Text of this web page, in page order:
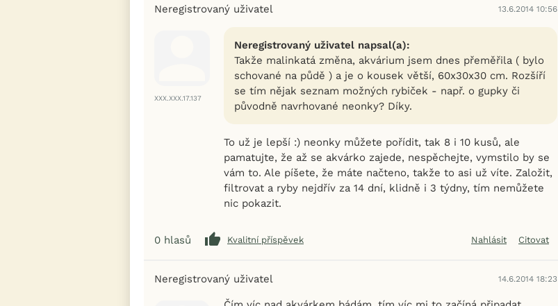
Neregistrovaný uživatel 13.6.2014 10:56
XXX.XXX.17.137
Neregistrovaný uživatel napsal(a):
Takže malinkatá změna, akvárium jsem dnes přeměřila ( bylo
schované na půdě ) a je o kousek větší, 60x30x30 cm. Rozšíří
se tím nějak seznam možných rybiček - např. o gupky či
původně navrhované neonky? Díky.
To už je lepší :) neonky můžete pořídit, tak 8 i 10 kusů, ale
pamatujte, že až se akvárko zajede, nespěchejte, vymstilo by se
vám to. Ale píšete, že máte načteno, takže to asi už víte. Založit,
filtrovat a ryby nejdřív za 14 dní, klidně i 3 týdny, tím nemůžete
nic pokazit.
0 hlasů Kvalitní příspěvek Nahlásit Citovat
Neregistrovaný uživatel 14.6.2014 18:23